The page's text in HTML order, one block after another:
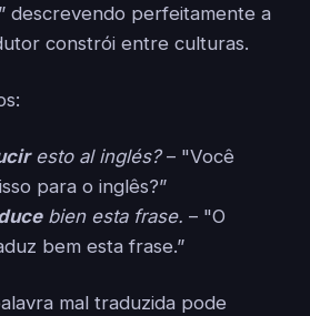
descrevendo perfeitamente a
constrói entre culturas.
esto al inglés?– "Você
para o inglês?”
bien esta frase. – "O
bem esta frase.”
mal traduzida pode